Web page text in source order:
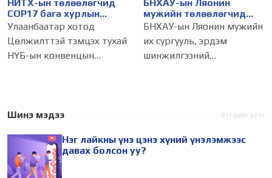
НИТХ-ын төлөөлөгчид
COP17 бага хурлын
бэлтгэл ажлын талаар
мэдээлэл сонслоо
Улаанбаатар хотод
Цөлжилттэй тэмцэх тухай
НҮБ-ын конвенцын
өдөр зохион
холбогдуулан Нийслэлийн
БНХАУ-ын Ляонин
мужийн төлөөлөгчид
НИТХ-ын үйл
танилцлаа
БНХАУ-ын Ляонин мужийн
их сургууль, эрдэм
шинжилгээний
төлөөлөгчид Монгол
айлчлалынхаа хүрээнд
Шинэ мэдээ Бүгдийг үзэх
Нэг лайкны үнэ цэнэ хүний үнэлэмжээс
давах болсон уу?